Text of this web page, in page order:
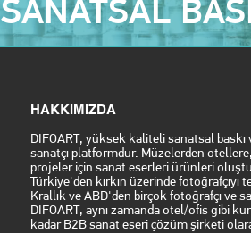
SANATSAL
HAKKIMIZDA
DIFOART, yüksek kaliteli sanatsal
sanatçı platformdur. Müzelerden
projeler için sanat eserleri ürünleri
Türkiye'den kırkın üzerinde
Krallık ve ABD'den birçok fotoğrafçı ve
DIFOART, aynı zamanda otel/ofis gibi
kadar B2B sanat eseri çözüm şirketi